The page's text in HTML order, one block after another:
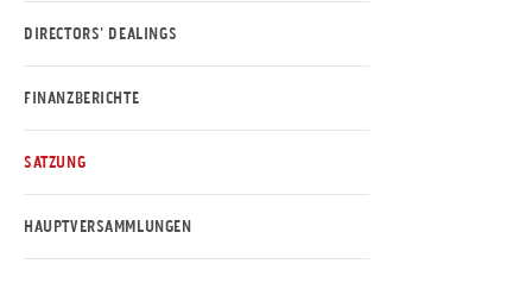
DIRECTORS' DEALINGS
FINANZBERICHTE
SATZUNG
HAUPTVERSAMMLUNGEN